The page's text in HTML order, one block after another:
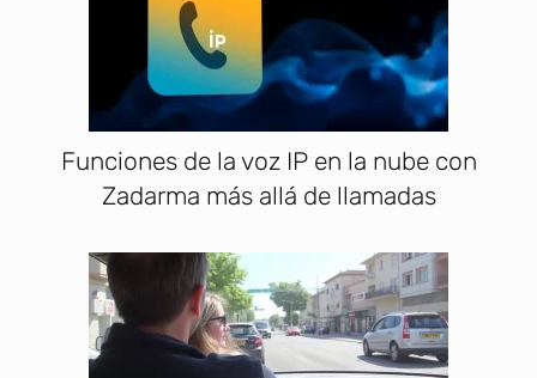
Funciones de la voz IP en la nube con
Zadarma más allá de llamadas